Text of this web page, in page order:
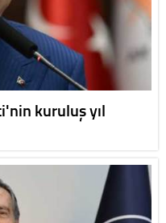
kuruluş yıl